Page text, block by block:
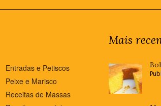
Entradas e Petiscos
Peixe e Marisco
Receitas de Massas
Mais